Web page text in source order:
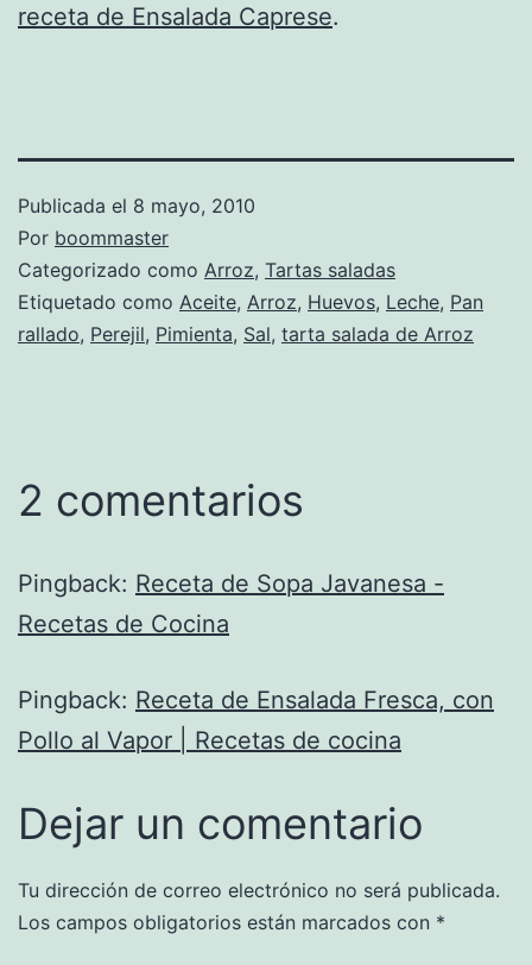
receta de Ensalada Caprese.
Publicada el 8 mayo, 2010
Por boommaster
Categorizado como Arroz, Tartas saladas
Etiquetado como Aceite, Arroz, Huevos, Leche, Pan
rallado, Perejil, Pimienta, Sal, tarta salada de Arroz
2 comentarios
Pingback: Receta de Sopa Javanesa -
Recetas de Cocina
Pingback: Receta de Ensalada Fresca, con
Pollo al Vapor | Recetas de cocina
Dejar un comentario
Tu dirección de correo electrónico no será publicada.
Los campos obligatorios están marcados con *